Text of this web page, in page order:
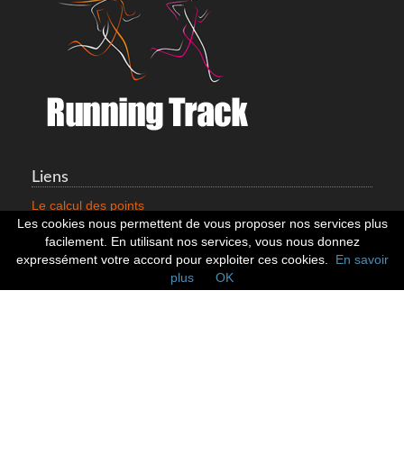
Liens
Le calcul des points
Mentions légales
Nous contacter
Cookies
Statistiques
Les cookies nous permettent de vous proposer nos services plus
facilement. En utilisant nos services, vous nous donnez
expressément votre accord pour exploiter ces cookies.
En savoir
plus
OK